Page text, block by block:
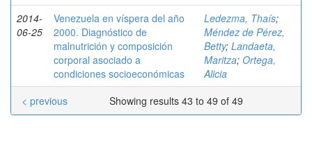
2014-
06-25
Venezuela en víspera del año
2000. Diagnóstico de
malnutrición y composición
corporal asociado a
condiciones socioeconómicas
Ledezma, Thaís;
Méndez de Pérez,
Betty; Landaeta,
Maritza; Ortega,
Alicia
Showing results 43 to 49 of 49
< previous